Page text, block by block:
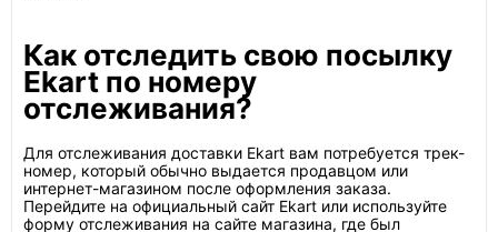
Как отследить свою посылку
Ekart по номеру
отслеживания?
Для отслеживания доставки Ekart вам потребуется трек-
номер, который обычно выдается продавцом или
интернет-магазином после оформления заказа.
Перейдите на официальный сайт Ekart или используйте
форму отслеживания на сайте магазина, где был